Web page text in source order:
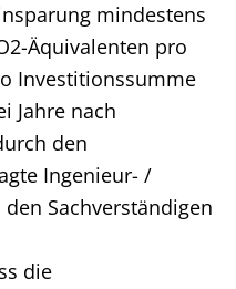
mindestens
Äquivalenten pro
Investitionssumme
Jahre nach
den
Ingenieur- /
Sachverständigen
die